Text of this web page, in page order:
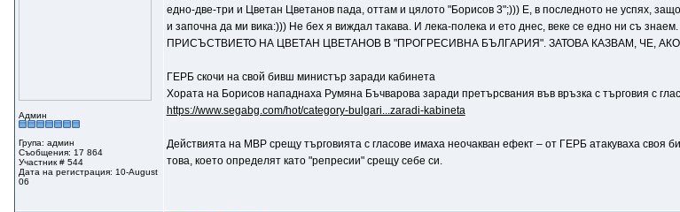
Админ
Група: админ
Съобщения: 17 864
Участник # 544
Дата на регистрация: 10-August
06
едно-две-три и Цветан Цветанов пада, оттам и цялото "Борисов 3";))) Е, в последното не успях,
и започна да ми вика:))) Не бех я виждал такава. И лека-полека и ето днес, веке се едно ни съ
ПРИСЪСТВИЕТО НА ЦВЕТАН ЦВЕТАНОВ В "ПРОГРЕСИВНА БЪЛГАРИЯ". ЗАТОВА КАЗВАМ, ЧЕ,
ГЕРБ скочи на свой бивш министър заради кабинета
Хората на Борисов нападнаха Румяна Бъчварова заради претърсвания във връзка с търговия с
https://www.segabg.com/hot/category-bulgari...zaradi-kabineta
Действията на МВР срещу търговията с гласове имаха неочакван ефект – от ГЕРБ атакуваха своя
това, което определят като "репресии" срещу себе си.